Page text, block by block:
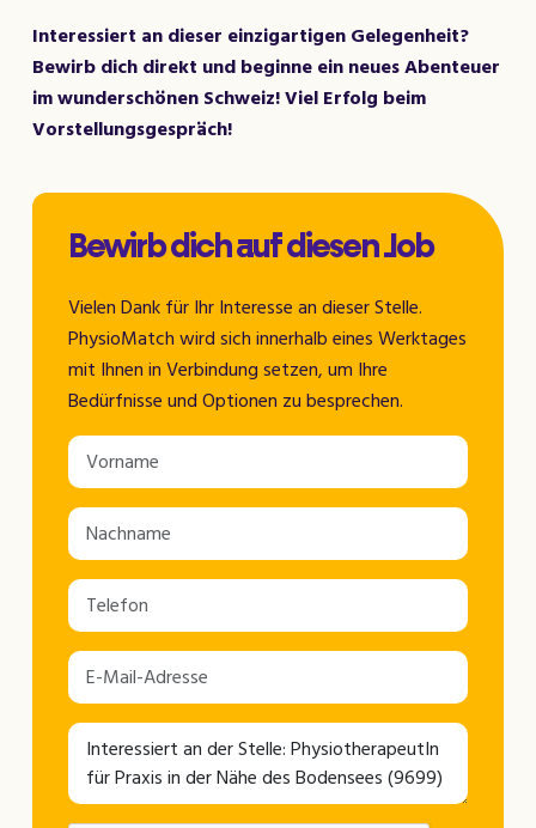
Interessiert an dieser einzigartigen Gelegenheit?
Bewirb dich direkt und beginne ein neues Abenteuer
im wunderschönen Schweiz! Viel Erfolg beim
Vorstellungsgespräch!
Bewirb dich auf diesen Job
Vielen Dank für Ihr Interesse an dieser Stelle.
PhysioMatch wird sich innerhalb eines Werktages
mit Ihnen in Verbindung setzen, um Ihre
Bedürfnisse und Optionen zu besprechen.